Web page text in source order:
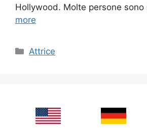
Hollywood. Molte persone
more
Categories
Attrice